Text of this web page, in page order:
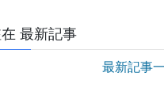
最新記事
最新記事